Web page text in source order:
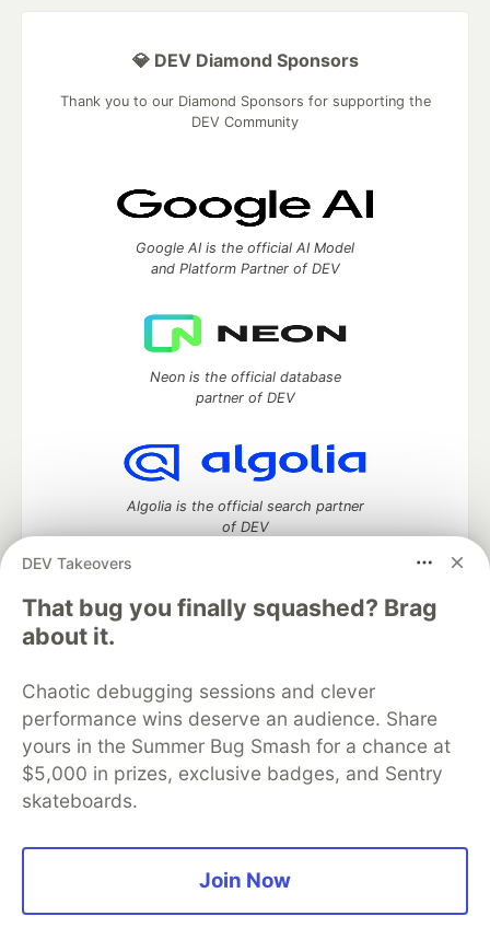
DEV Takeovers
That bug you finally squashed? Brag
about it.
Chaotic debugging sessions and clever
performance wins deserve an audience. Share
yours in the Summer Bug Smash for a chance at
$5,000 in prizes, exclusive badges, and Sentry
skateboards.
Join Now
💎 DEV Diamond Sponsors
Thank you to our Diamond Sponsors for supporting the
DEV Community
Google AI is the official AI Model
and Platform Partner of DEV
Neon is the official database
partner of DEV
Algolia is the official search partner
of DEV
DEV Community
DEV Education Tracks
DEV Help
Advertise on DEV
Organization Accounts
DEV Showcase About
Contact
Free Postgres Database
DEV Shop
MLH
Code of Conduct
Privacy Policy
Terms of Use
Built on
Forem software that powers
DEV
and other inclusive communities.